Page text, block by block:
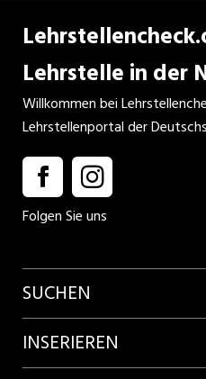
Lehrstelle in der
Willkommen bei
Lehrstellenportal der
Folgen Sie uns
SUCHEN
Firmenprofile entdecken
INSERIEREN